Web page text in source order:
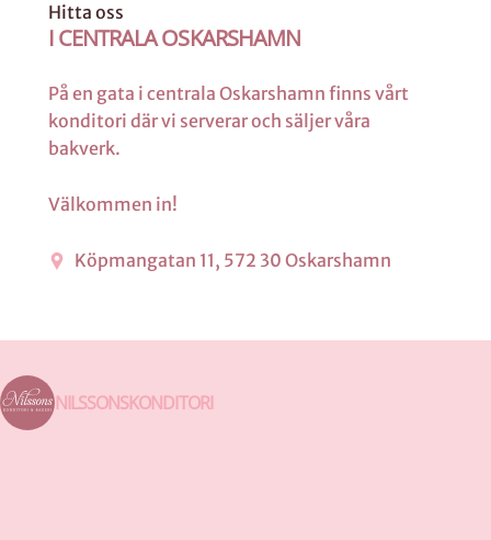
Hitta oss
I CENTRALA OSKARSHAMN
På en gata i centrala Oskarshamn finns vårt
konditori där vi serverar och säljer våra
bakverk.
Välkommen in!
Köpmangatan 11, 572 30 Oskarshamn
NILSSONSKONDITORI